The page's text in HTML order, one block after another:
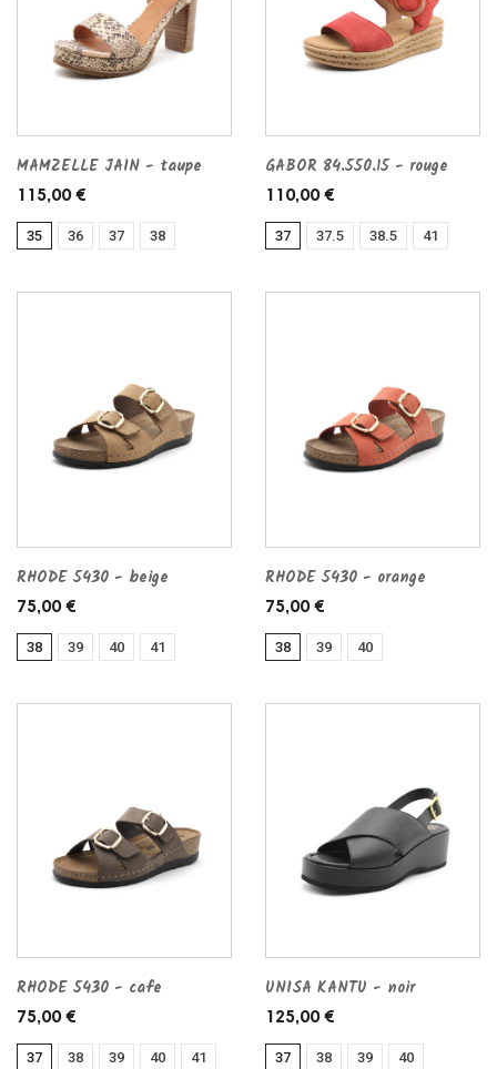
MAMZELLE JAIN - taupe
115,00 €
35 36 37 38
GABOR 84.550.15 - rouge
110,00 €
37 37.5 38.5 41
RHODE 5430 - beige
75,00 €
38 39 40 41
RHODE 5430 - orange
75,00 €
38 39 40
RHODE 5430 - cafe
75,00 €
37 38 39 40 41
UNISA KANTU - noir
125,00 €
37 38 39 40